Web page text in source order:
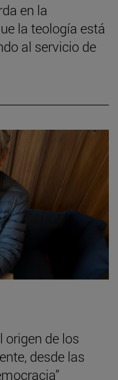
en la
la teología está
al servicio de
origen de los
desde las